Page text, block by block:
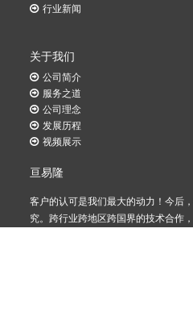
行业新闻
关于我们
公司简介
服务之道
公司理念
发展历程
视频展示
亘易隆
客户的认可是我们最大的动力！今后
究。跨行业跨地区跨国界的技术合作